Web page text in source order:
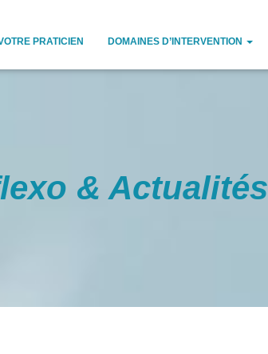
PRATICIEN DOMAINES D’INTERVENTION
& Actualités